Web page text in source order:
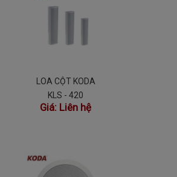
LOA CỘT KODA
KLS - 420
Giá: Liên hệ